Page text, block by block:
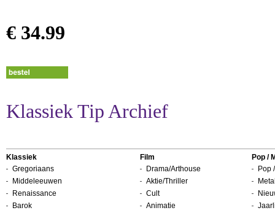
€ 34.99
Klassiek Tip Archief
Klassiek
Gregoriaans
Middeleeuwen
Renaissance
Barok
Film
Drama/Arthouse
Aktie/Thriller
Cult
Animatie
Pop /
Pop